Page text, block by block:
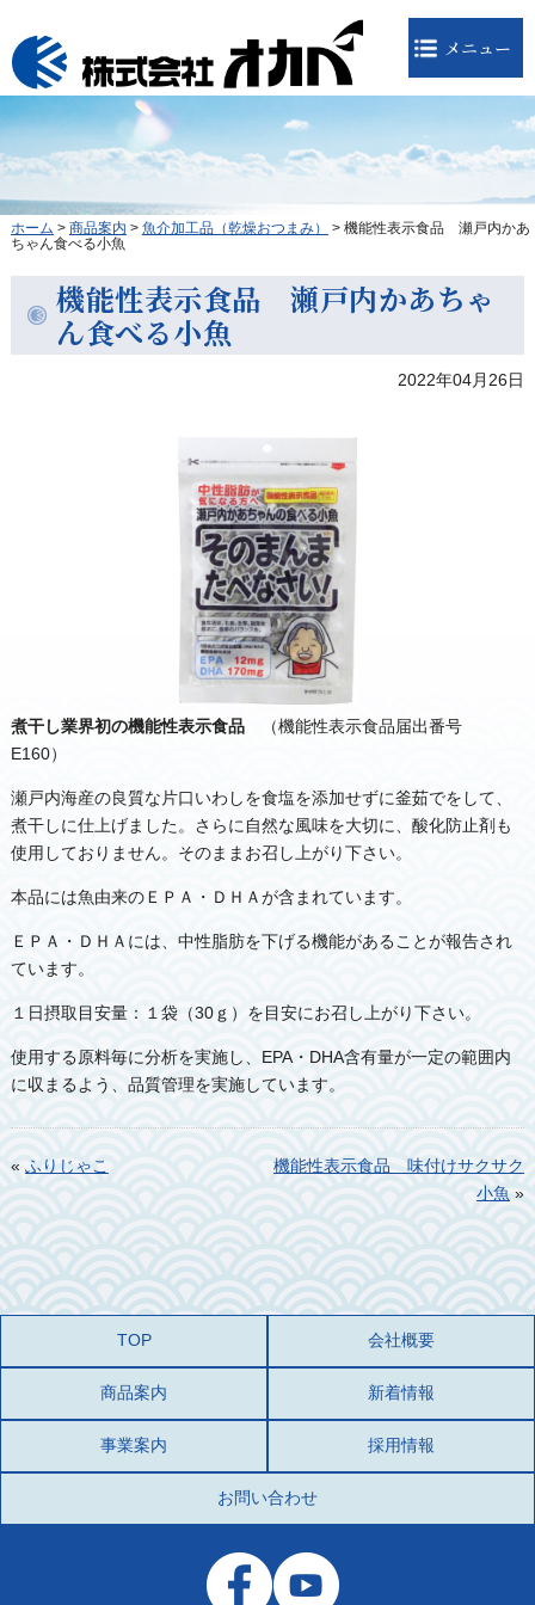
メニュー
ホーム > 商品案内 > 魚介加工品（乾燥おつまみ） > 機能性表示食品 瀬戸内かあ
ちゃん食べる小魚
機能性表示食品 瀬戸内かあちゃ
ん食べる小魚
2022年04月26日
煮干し業界初の機能性表示食品（機能性表示食品届出番号
E160）
瀬戸内海産の良質な片口いわしを食塩を添加せずに釜茹でをして、
煮干しに仕上げました。さらに自然な風味を大切に、酸化防止剤も
使用しておりません。そのままお召し上がり下さい。
本品には魚由来のＥＰＡ・ＤＨＡが含まれています。
ＥＰＡ・ＤＨＡには、中性脂肪を下げる機能があることが報告され
ています。
１日摂取目安量：１袋（30ｇ）を目安にお召し上がり下さい。
使用する原料毎に分析を実施し、EPA・DHA含有量が一定の範囲内
に収まるよう、品質管理を実施しています。
« ふりじゃこ
機能性表示食品 味付けサクサク
小魚 »
TOP 会社概要
商品案内 新着情報
事業案内 採用情報
お問い合わせ